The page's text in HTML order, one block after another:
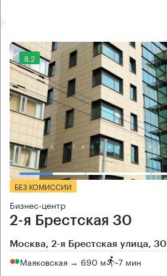
8.2
БЕЗ КОМИССИИ
Бизнес-центр
2-я Брестская 30
Москва, 2-я Брестская улица, 30
Маяковская → 690 м ~7 мин